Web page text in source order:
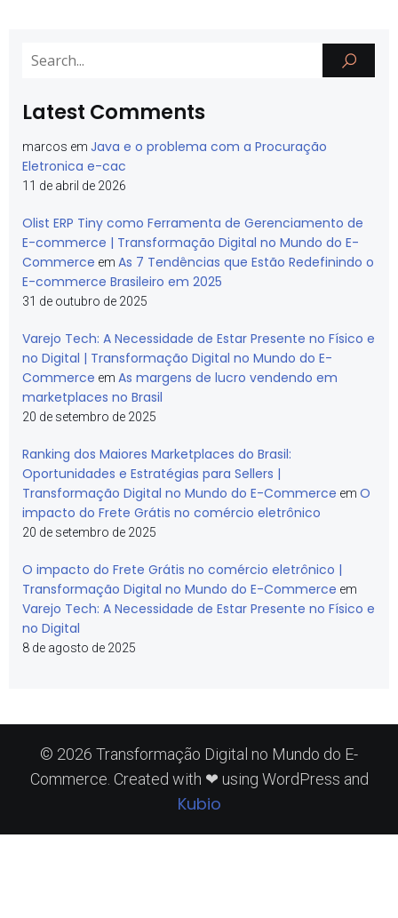
Latest Comments
marcos em Java e o problema com a Procuração
Eletronica e-cac
11 de abril de 2026
Olist ERP Tiny como Ferramenta de Gerenciamento de
E-commerce | Transformação Digital no Mundo do E-
Commerce em As 7 Tendências que Estão Redefinindo o
E-commerce Brasileiro em 2025
31 de outubro de 2025
Varejo Tech: A Necessidade de Estar Presente no Físico e
no Digital | Transformação Digital no Mundo do E-
Commerce em As margens de lucro vendendo em
marketplaces no Brasil
20 de setembro de 2025
Ranking dos Maiores Marketplaces do Brasil:
Oportunidades e Estratégias para Sellers |
Transformação Digital no Mundo do E-Commerce em O
impacto do Frete Grátis no comércio eletrônico
20 de setembro de 2025
O impacto do Frete Grátis no comércio eletrônico |
Transformação Digital no Mundo do E-Commerce em
Varejo Tech: A Necessidade de Estar Presente no Físico e
no Digital
8 de agosto de 2025
© 2026 Transformação Digital no Mundo do E-
Commerce. Created with ❤ using WordPress and
Kubio